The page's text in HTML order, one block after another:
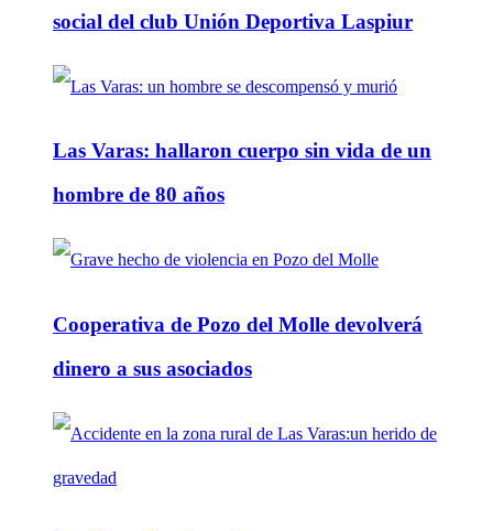
social del club Unión Deportiva Laspiur
Las Varas: hallaron cuerpo sin vida de un
hombre de 80 años
Cooperativa de Pozo del Molle devolverá
dinero a sus asociados